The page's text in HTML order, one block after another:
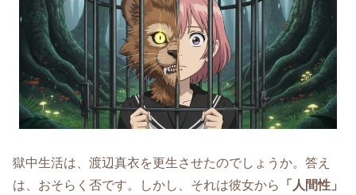
獄中生活は、渡辺真衣を更生させたのでしょうか。答え
は、おそらく否です。しかし、それは彼女から
「人間性」